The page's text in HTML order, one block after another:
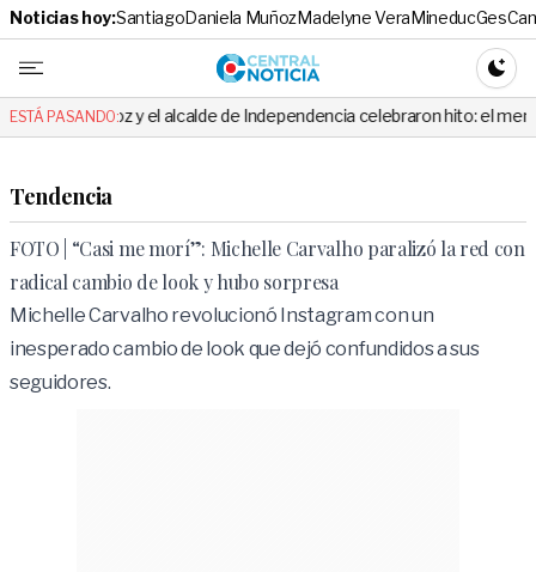
Noticias hoy:SantiagoDaniela MuñozMadelyne VeraMineducGes
Central
ESTÁ PASANDO:
y el alcalde de Independencia celebraron hito: el mensaje es viral
Tendencia
FOTO | “Casi me morí”: Michelle Carvalho paralizó la red con
radical cambio de look y hubo sorpresa
Michelle Carvalho revolucionó Instagram con un
inesperado cambio de look que dejó confundidos a sus
seguidores.